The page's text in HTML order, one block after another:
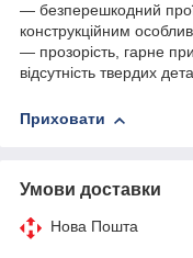
— безперешкодний
конструкційним
— прозорість, гарне
відсутність твердих
Приховати
Умови доставки
Нова Пошта